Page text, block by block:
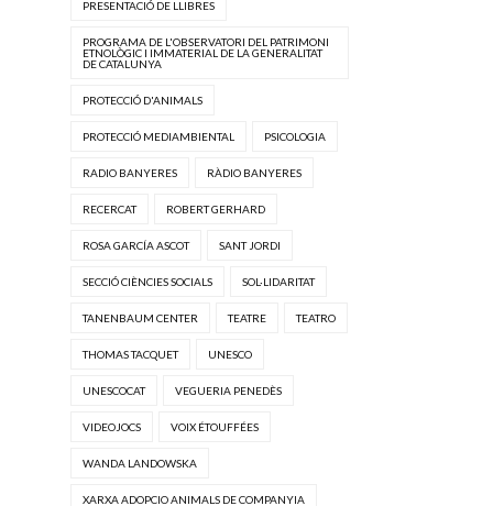
PRESENTACIÓ DE LLIBRES
PROGRAMA DE L'OBSERVATORI DEL PATRIMONI
ETNOLÒGIC I IMMATERIAL DE LA GENERALITAT
DE CATALUNYA
PROTECCIÓ D'ANIMALS
PROTECCIÓ MEDIAMBIENTAL PSICOLOGIA
RADIO BANYERES RÀDIO BANYERES
RECERCAT ROBERT GERHARD
ROSA GARCÍA ASCOT SANT JORDI
SECCIÓ CIÈNCIES SOCIALS SOL·LIDARITAT
TANENBAUM CENTER TEATRE TEATRO
THOMAS TACQUET UNESCO
UNESCOCAT VEGUERIA PENEDÈS
VIDEOJOCS VOIX ÉTOUFFÉES
WANDA LANDOWSKA
XARXA ADOPCIO ANIMALS DE COMPANYIA